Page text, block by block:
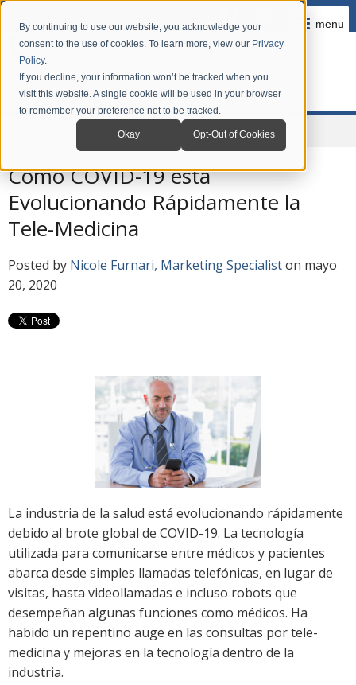
By continuing to use our website, you acknowledge your
consent to the use of cookies. To learn more, view our Privacy
Policy.
If you decline, your information won’t be tracked when you
visit this website. A single cookie will be used in your browser
to remember your preference not to be tracked.
Okay Opt-Out of Cookies
menu
News Blog en Español
Cómo COVID-19 está
Evolucionando Rápidamente la
Tele-Medicina
Posted by Nicole Furnari, Marketing Specialiston mayo
20, 2020
La industria de la salud está evolucionando rápidamente
debido al brote global de COVID-19. La tecnología
utilizada para comunicarse entre médicos y pacientes
abarca desde simples llamadas telefónicas, en lugar de
visitas, hasta videollamadas e incluso robots que
desempeñan algunas funciones como médicos. Ha
habido un repentino auge en las consultas por tele-
medicina y mejoras en la tecnología dentro de la
industria.